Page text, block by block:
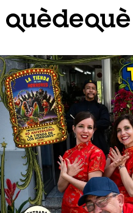
contingut